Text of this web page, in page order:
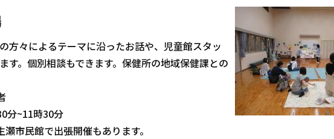
方々によるテーマに沿ったお話や、児童館スタッ
す。個別相談もできます。保健所の地域保健課との
分~11時30分
市民館で出張開催もあります。